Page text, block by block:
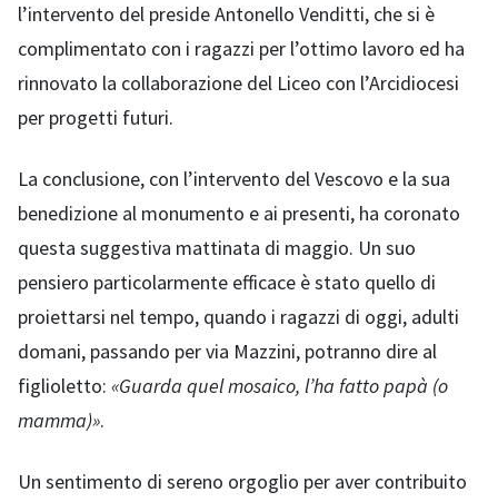
l’intervento del preside Antonello Venditti, che si è
complimentato con i ragazzi per l’ottimo lavoro ed ha
rinnovato la collaborazione del Liceo con l’Arcidiocesi
per progetti futuri.
La conclusione, con l’intervento del Vescovo e la sua
benedizione al monumento e ai presenti, ha coronato
questa suggestiva mattinata di maggio. Un suo
pensiero particolarmente efficace è stato quello di
proiettarsi nel tempo, quando i ragazzi di oggi, adulti
domani, passando per via Mazzini, potranno dire al
figlioletto: «Guarda quel mosaico, l’ha fatto papà (o
mamma)».
Un sentimento di sereno orgoglio per aver contribuito